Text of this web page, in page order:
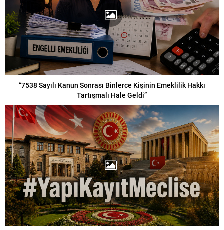
“7538 Sayılı Kanun Sonrası Binlerce Kişinin Emeklilik Hakkı
Tartışmalı Hale Geldi”